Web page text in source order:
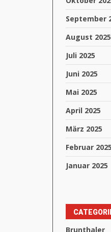
September
August 2025
Juli 2025
Juni 2025
Mai 2025
April 2025
März 2025
Februar 2025
Januar 2025
Brunthaler